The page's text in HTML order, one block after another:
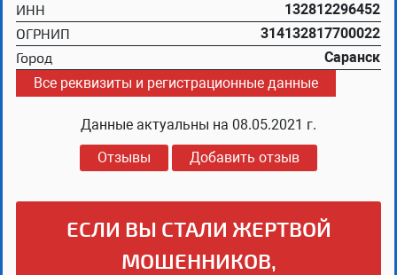
ИНН
132812296452
ОГРНИП
314132817700022
Город
Саранск
Все реквизиты и регистрационные данные
Данные актуальны на 08.05.2021 г.
Отзывы
Добавить отзыв
ЕСЛИ ВЫ СТАЛИ ЖЕРТВОЙ
МОШЕННИКОВ,